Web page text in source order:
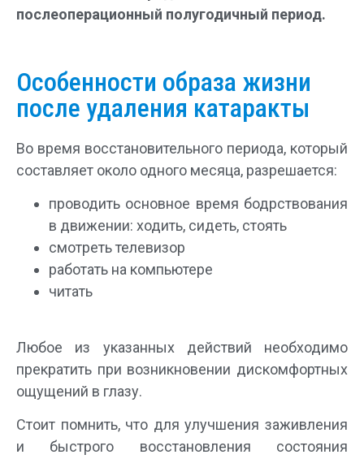
послеоперационный полугодичный период.
Особенности образа жизни
после удаления катаракты
Во время восстановительного периода, который
составляет около одного месяца, разрешается:
проводить основное время бодрствования
в движении: ходить, сидеть, стоять
смотреть телевизор
работать на компьютере
читать
Любое из указанных действий необходимо
прекратить при возникновении дискомфортных
ощущений в глазу.
Стоит помнить, что для улучшения заживления
и быстрого восстановления состояния